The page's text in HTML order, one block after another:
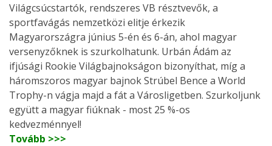
Világcsúcstartók, rendszeres VB résztvevők, a
sportfavágás nemzetközi elitje érkezik
Magyarországra június 5-én és 6-án, ahol magyar
versenyzőknek is szurkolhatunk. Urbán Ádám az
ifjúsági Rookie Világbajnokságon bizonyíthat, míg a
háromszoros magyar bajnok Strúbel Bence a World
Trophy-n vágja majd a fát a Városligetben. Szurkoljunk
együtt a magyar fiúknak - most 25 %-os
kedvezménnyel!
Tovább >>>